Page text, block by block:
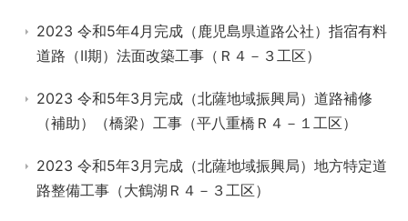
2023 令和5年4月完成（鹿児島県道路公社）指宿有料
道路（Ⅱ期）法面改築工事（Ｒ４－３工区）
2023 令和5年3月完成（北薩地域振興局）道路補修
（補助）（橋梁）工事（平八重橋Ｒ４－１工区）
2023 令和5年3月完成（北薩地域振興局）地方特定道
路整備工事（大鶴湖Ｒ４－３工区）